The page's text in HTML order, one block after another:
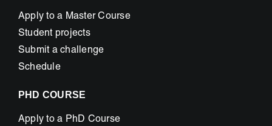
Apply to a Master Course
Student projects
Submit a challenge
Schedule
PHD COURSE
Apply to a PhD Course